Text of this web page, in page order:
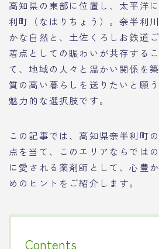
高知県の東部に位置し、太平洋
利町（なはりちょう）。奈半利
かな自然と、土佐くろしお鉄道
着点としての賑わいが共存する
て、地域の人々と温かい関係を
質の高い暮らしを送りたいと願
魅力的な選択肢です。
この記事では、高知県奈半利町
点を当て、このエリアならでは
に愛される薬剤師として、心豊
めのヒントをご紹介します。
Contents